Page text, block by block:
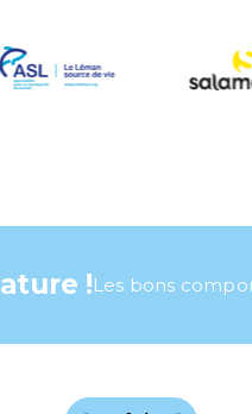
!Les bons